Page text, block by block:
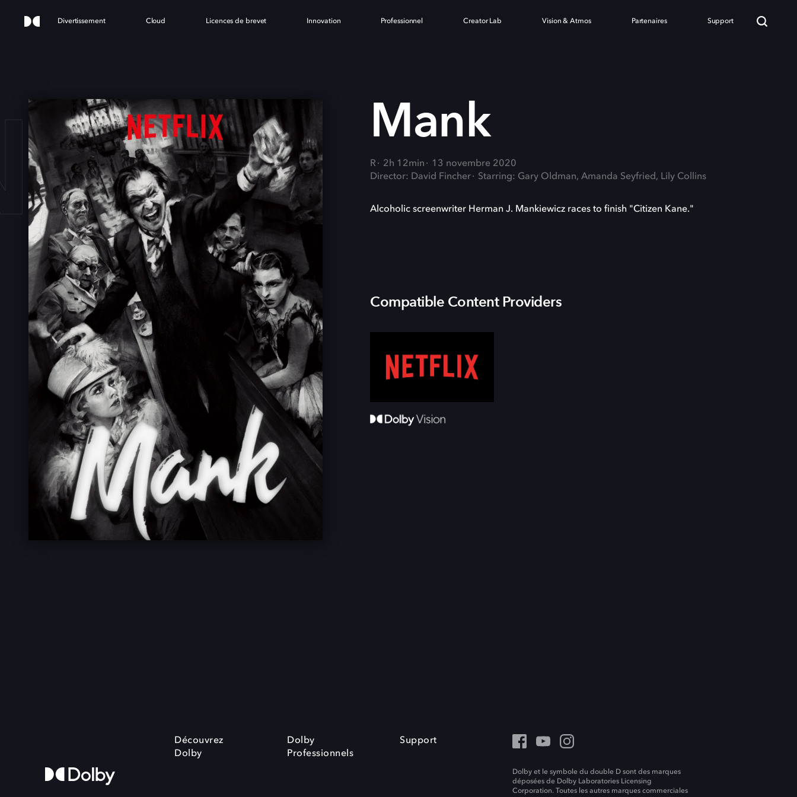
Divertissement Cloud Licences de brevet Innovation Professionnel Creator Lab Vision & Atmos Partenaires Support
Mank
R 2h 12min
13 novembre 2020
Director: David Fincher
Starring: Gary Oldman, Amanda Seyfried, Lily Collins
Alcoholic screenwriter Herman J. Mankiewicz races to finish "Citizen Kane."
Compatible Content Providers
Découvrez
Dolby
Dolby
Professionnels
Support
Dolby et le symbole du double D sont des marques
déposées de Dolby Laboratories Licensing
Corporation. Toutes les autres marques commerciales